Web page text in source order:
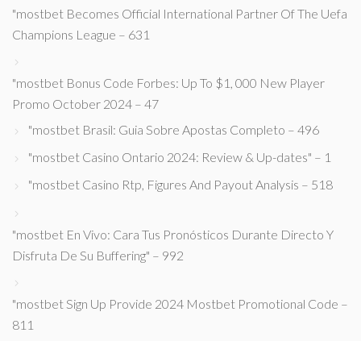
"mostbet Becomes Official International Partner Of The Uefa
Champions League – 631
"mostbet Bonus Code Forbes: Up To $1, 000 New Player
Promo October 2024 – 47
"mostbet Brasil: Guia Sobre Apostas Completo – 496
"mostbet Casino Ontario 2024: Review & Up-dates" – 1
"mostbet Casino Rtp, Figures And Payout Analysis – 518
"mostbet En Vivo: Cara Tus Pronósticos Durante Directo Y
Disfruta De Su Buffering" – 992
"mostbet Sign Up Provide 2024 Mostbet Promotional Code –
811